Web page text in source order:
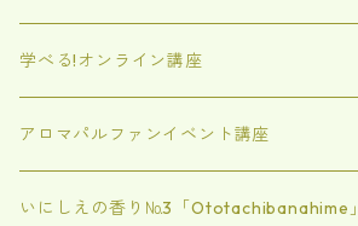
学べる!オンライン講座
アロマパルファンイベント講座
いにしえの香り№3「Ototachibanahime」